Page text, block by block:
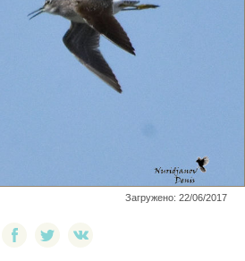
Загружено: 22/06/2017